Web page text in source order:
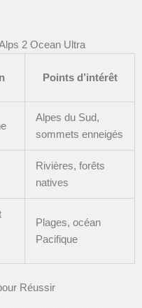
2 Ocean Ultra
Points d’intérêt
Alpes du Sud,
sommets enneigés
Rivières, forêts
natives
Plages, océan
Pacifique
Réussir